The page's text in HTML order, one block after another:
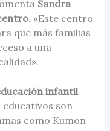
Sandra
. «Este centro
que más familias
a una
infantil
son
como Kumon